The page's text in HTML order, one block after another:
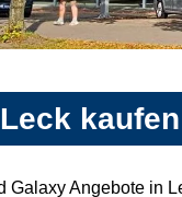
Galaxy Angebote in